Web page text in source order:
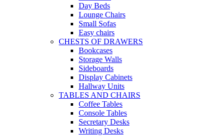
Day Beds
Lounge Chairs
Small Sofas
Easy chairs
CHESTS OF DRAWERS
Bookcases
Storage Walls
Sideboards
Display Cabinets
Hallway Units
TABLES AND CHAIRS
Coffee Tables
Console Tables
Secretary Desks
Writing Desks